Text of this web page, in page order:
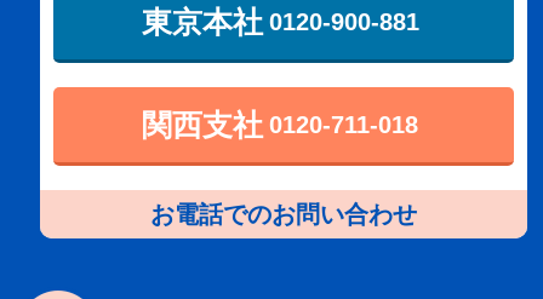
東京本社 0120-900-881
関西支社 0120-711-018
お電話でのお問い合わせ